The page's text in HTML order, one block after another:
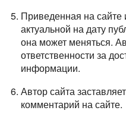
Приведенная на
актуальной на дату
она может меняться.
ответственности за
информации.
Автор сайта
комментарий на сайте.